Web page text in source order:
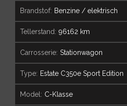
brandstof: Benzine / elektrisch
tellerstand: 96162 km
carrosserie: Stationwagon
type: Estate C350e Sport Edition
model: C-Klasse